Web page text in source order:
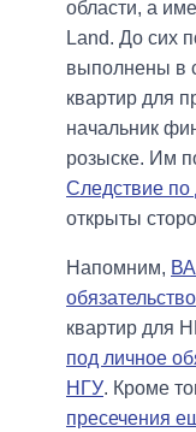
области, а
Land. До сих
выполнены в
квартир для
начальник
розыске. Им
Следствие по
открыты
Напомним,
квартир для
под личное
НГУ. Кроме
пресечения